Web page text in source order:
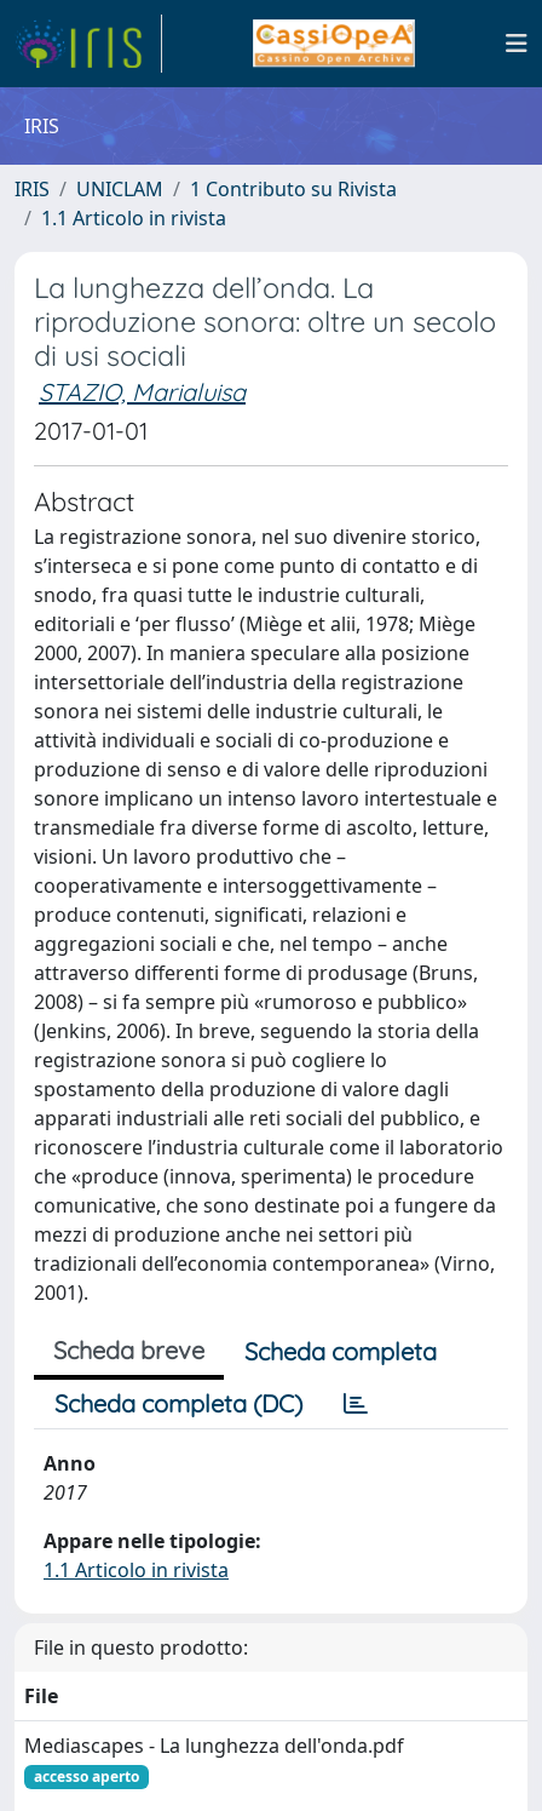
IRIS
IRIS UNICLAM
1 Contributo su Rivista
1.1 Articolo in rivista
La lunghezza dell’onda. La
riproduzione sonora: oltre un secolo
di usi sociali
STAZIO, Marialuisa
2017-01-01
Abstract
La registrazione sonora, nel suo divenire storico,
s’interseca e si pone come punto di contatto e di
snodo, fra quasi tutte le industrie culturali,
editoriali e ‘per flusso’ (Miège et alii, 1978; Miège
2000, 2007). In maniera speculare alla posizione
intersettoriale dell’industria della registrazione
sonora nei sistemi delle industrie culturali, le
attività individuali e sociali di co-produzione e
produzione di senso e di valore delle riproduzioni
sonore implicano un intenso lavoro intertestuale e
transmediale fra diverse forme di ascolto, letture,
visioni. Un lavoro produttivo che –
cooperativamente e intersoggettivamente –
produce contenuti, significati, relazioni e
aggregazioni sociali e che, nel tempo – anche
attraverso differenti forme di produsage (Bruns,
2008) – si fa sempre più «rumoroso e pubblico»
(Jenkins, 2006). In breve, seguendo la storia della
registrazione sonora si può cogliere lo
spostamento della produzione di valore dagli
apparati industriali alle reti sociali del pubblico, e
riconoscere l’industria culturale come il laboratorio
che «produce (innova, sperimenta) le procedure
comunicative, che sono destinate poi a fungere da
mezzi di produzione anche nei settori più
tradizionali dell’economia contemporanea» (Virno,
2001).
Scheda breve
Scheda completa
Scheda completa (DC)
Anno
2017
Appare nelle tipologie:
1.1 Articolo in rivista
File in questo prodotto:
File
Mediascapes - La lunghezza dell'onda.pdf
accesso aperto